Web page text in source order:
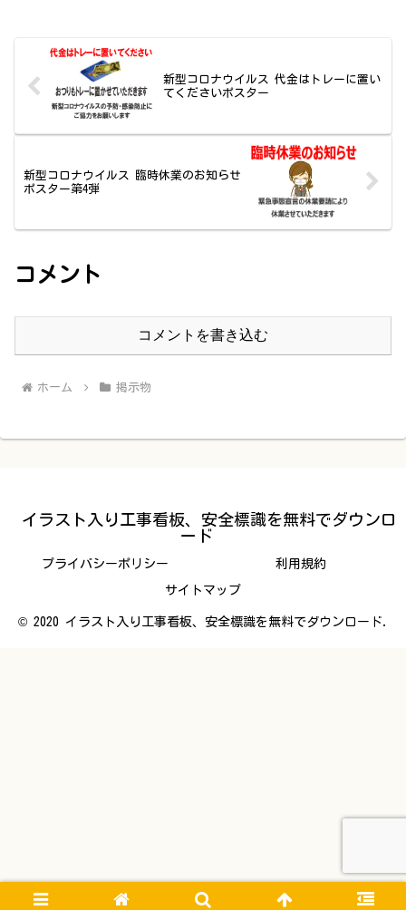
新型コロナウイルス 代金はトレーに置い
てくださいポスター
新型コロナウイルス 臨時休業のお知らせ
ポスター第4弾
コメント
コメントを書き込む
ホーム 掲示物
イラスト入り工事看板、安全標識を無料でダウンロ
ード
プライバシーポリシー 利用規約
サイトマップ
© 2020 イラスト入り工事看板、安全標識を無料でダウンロード.